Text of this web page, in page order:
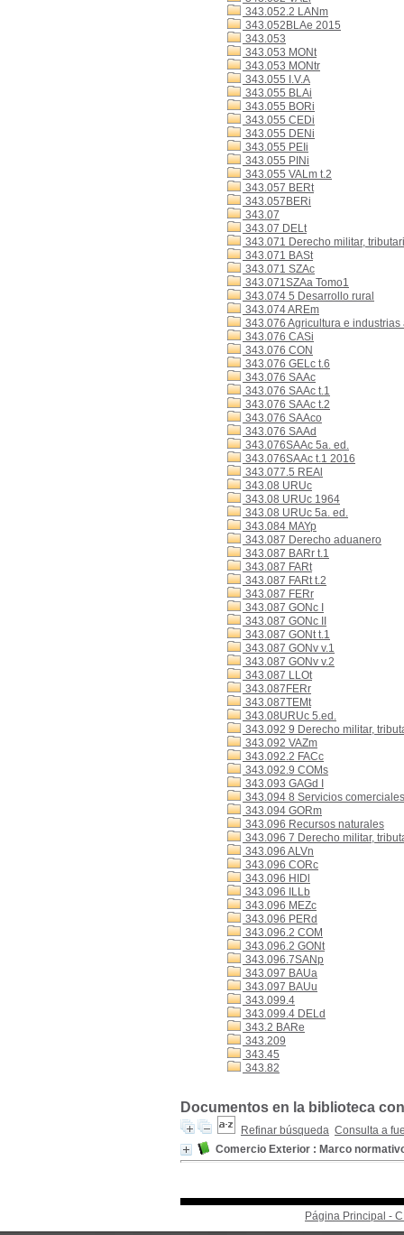
343.052.2 LANm
343.052BLAe 2015
343.053
343.053 MONt
343.053 MONtr
343.055 I.V.A
343.055 BLAi
343.055 BORi
343.055 CEDi
343.055 DENi
343.055 PEIi
343.055 PINi
343.055 VALm t.2
343.057 BERt
343.057BERi
343.07
343.07 DELt
343.071 Derecho militar,
343.071 BASt
343.071 SZAc
343.071SZAa Tomo1
343.074 5 Desarrollo rural
343.074 AREm
343.076 Agricultura e industrias
343.076 CASi
343.076 CON
343.076 GELc t.6
343.076 SAAc
343.076 SAAc t.1
343.076 SAAc t.2
343.076 SAAco
343.076 SAAd
343.076SAAc 5a. ed.
343.076SAAc t.1 2016
343.077.5 REAl
343.08 URUc
343.08 URUc 1964
343.08 URUc 5a. ed.
343.084 MAYp
343.087 Derecho aduanero
343.087 BARr t.1
343.087 FARt
343.087 FARt t.2
343.087 FERr
343.087 GONc I
343.087 GONc II
343.087 GONt t.1
343.087 GONv v.1
343.087 GONv v.2
343.087 LLOt
343.087FERr
343.087TEMt
343.08URUc 5.ed.
343.092 9 Derecho militar,
343.092 VAZm
343.092.2 FACc
343.092.9 COMs
343.093 GAGd I
343.094 8 Servicios comerciales
343.094 GORm
343.096 Recursos naturales
343.096 7 Derecho militar,
343.096 ALVn
343.096 CORc
343.096 HIDl
343.096 ILLb
343.096 MEZc
343.096 PERd
343.096.2 COM
343.096.2 GONt
343.096.7SANp
343.097 BAUa
343.097 BAUu
343.099.4
343.099.4 DELd
343.2 BARe
343.209
343.45
343.82
Documentos en la biblioteca
Refinar búsqueda Consulta a
Comercio Exterior : Marco
Página Principal -